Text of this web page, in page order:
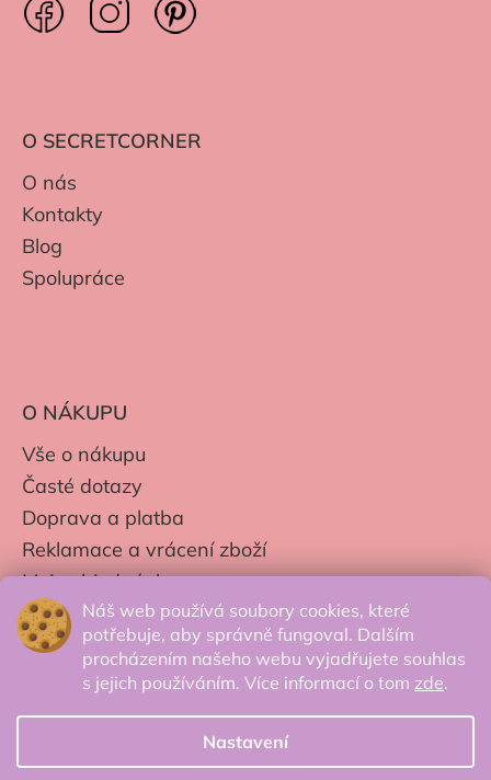
Náš web používá soubory cookies, které
potřebuje, aby správně fungoval. Dalším
procházením našeho webu vyjadřujete souhlas
s jejich používáním. Více informací o tom zde.
Nastavení
O SECRETCORNER
O nás
Kontakty
Blog
Spolupráce
O NÁKUPU
Vše o nákupu
Časté dotazy
Doprava a platba
Reklamace a vrácení zboží
Moje objednávky
Obchodní podmínky
Zpracování os. údajů
© 2026 Secretcorner.cz - Všechna práva